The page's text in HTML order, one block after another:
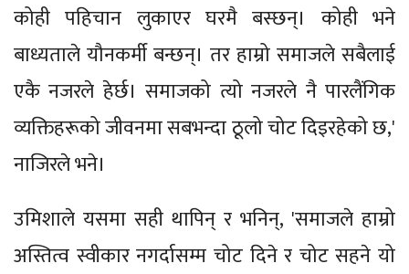
कोही पहिचान लुकाएर घरमै बस्छन्। कोही भने
बाध्यताले यौनकर्मी बन्छन्। तर हाम्रो समाजले सबैलाई
एकै नजरले हेर्छ। समाजको त्यो नजरले नै पारलैंगिक
व्यक्तिहरूको जीवनमा सबभन्दा ठूलो चोट दिइरहेको छ,'
नाजिरले भने।
उमिशाले यसमा सही थापिन् र भनिन्, 'समाजले हाम्रो
अस्तित्व स्वीकार नगर्दासम्म चोट दिने र चोट सहने यो